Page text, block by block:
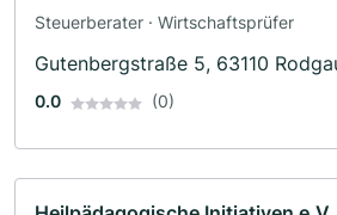
Steuerberater · Wirtschaftsprüfer
Gutenbergstraße 5, 63110
0.0 (0)